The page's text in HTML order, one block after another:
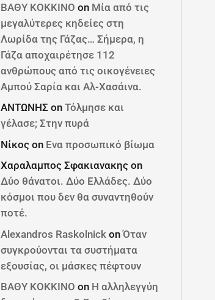
ΒΑΘΥ ΚΟΚΚΙΝΟ on Μία από τις
μεγαλύτερες κηδείες στη
Λωρίδα της Γάζας… Σήμερα, η
Γάζα αποχαιρέτησε 112
ανθρώπους από τις οικογένειες
Αμπού Σαρία και Αλ-Χασάινα.
ΑΝΤΩΝΗΣ onΤόλμησε και
γέλασε; Στην πυρά
Νίκος on Ενα προσωπικό βίωμα
Χαραλαμπος Σφακιανακης on
Δύο θάνατοι. Δύο Ελλάδες. Δύο
κόσμοι που δεν θα συναντηθούν
ποτέ.
Alexandros Raskolnick onΌταν
συγκρούονται τα συστήματα
εξουσίας, οι μάσκες πέφτουν
ΒΑΘΥ ΚΟΚΚΙΝΟ on Η αλληλεγγύη